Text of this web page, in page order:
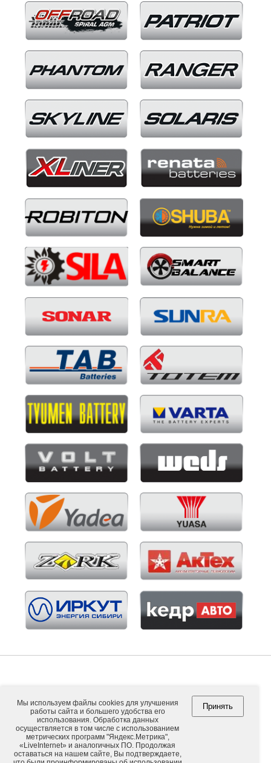
Copyright © 2026. ООО "ВНЕШПОСЫЛТОРГ".
Мы используем файлы cookies для улучшения
работы сайта и большего удобства его
использования. Обработка данных
осуществляется в том числе с использованием
метрических программ "Яндекс.Метрика",
«LiveInternet» и аналогичных ПО. Продолжая
оставаться на нашем сайте, Вы подтверждаете,
Принять